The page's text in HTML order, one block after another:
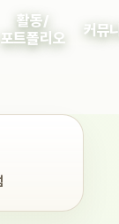
활동/
포트폴리오
커뮤